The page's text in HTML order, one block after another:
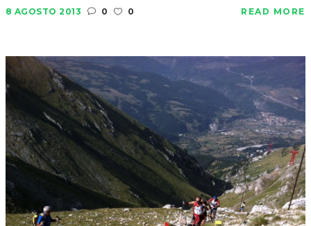
8 AGOSTO 2013 0 0 READ MORE